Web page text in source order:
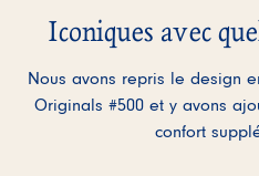
Femme
Taupe
Nubuck
Iconiques avec
Nous avons repris le design
Originals #500 et y avons
confort